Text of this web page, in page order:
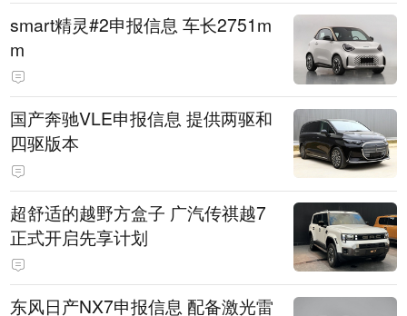
smart精灵#2申报信息 车长2751m
m
国产奔驰VLE申报信息 提供两驱和
四驱版本
超舒适的越野方盒子 广汽传祺越7
正式开启先享计划
东风日产NX7申报信息 配备激光雷